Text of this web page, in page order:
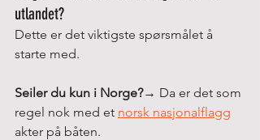
utlandet?
Dette er det viktigste spørsmålet å
starte med.
Seiler du kun i Norge?→ Da er det som
regel nok med et norsk nasjonalflagg
akter på båten.